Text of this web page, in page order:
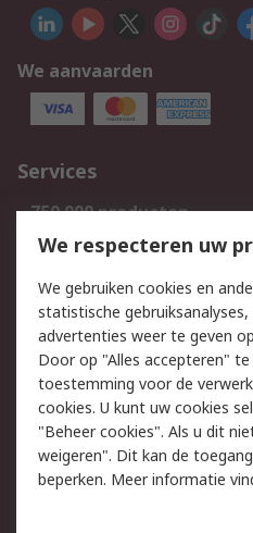
We aanvaarden
Services
750.000 producten
Bestellen
Track & Trace
Wettelijk
Cookiebeleid
Privacybeleid
Algemene
verkoopvoorwaarden
We respecteren uw
We gebruiken cookies en
statistische
advertenties weer te geven
Door op "Alles accepteren"
toestemming voor de
cookies. U kunt uw cookies
"Beheer cookies". Als u dit
weigeren". Dit kan de
beperken. Meer informatie